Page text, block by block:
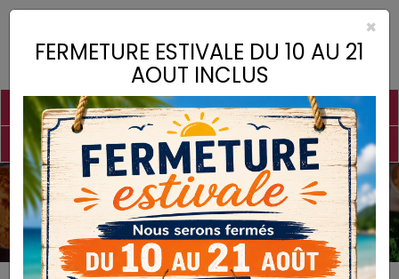
Toggle
PIGMENTS CHAUX CHARGES LIANTS
COLLES DROGUERIE MATÉRIEL DESTOCKAGE
Previous
×
FERMETURE ESTIVALE DU 10 AU 21
AOUT INCLUS